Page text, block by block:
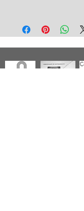
Européenne +